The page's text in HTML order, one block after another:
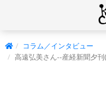
コラム／インタビュー
高遠弘美さん--産経新聞夕